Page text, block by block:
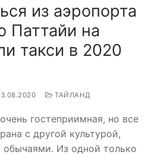
из аэропорта
Паттайи на
такси в 2020
ТАЙЛАНД
гостеприимная, но все
с другой культурой,
Из одной только